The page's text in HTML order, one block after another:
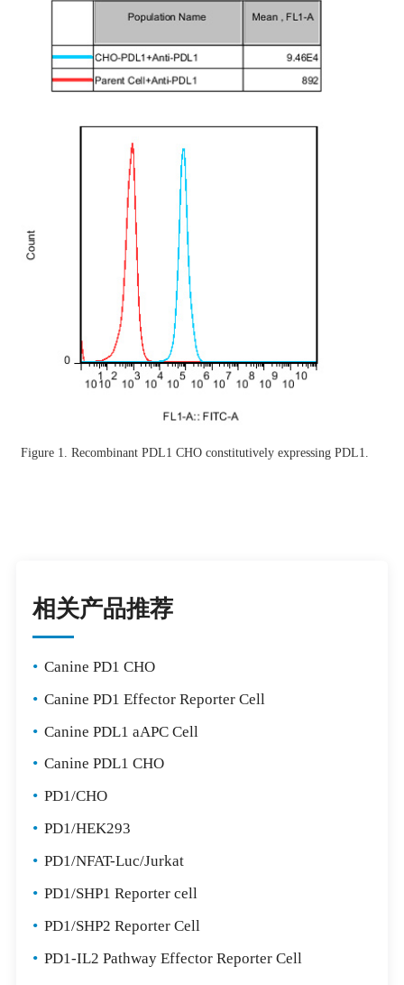
Figure 1. Recombinant PDL1 CHO constitutively expressing PDL1.
相关产品推荐
• Canine PD1 CHO
• Canine PD1 Effector Reporter Cell
• Canine PDL1 aAPC Cell
• Canine PDL1 CHO
• PD1/CHO
• PD1/HEK293
• PD1/NFAT-Luc/Jurkat
• PD1/SHP1 Reporter cell
• PD1/SHP2 Reporter Cell
• PD1-IL2 Pathway Effector Reporter Cell